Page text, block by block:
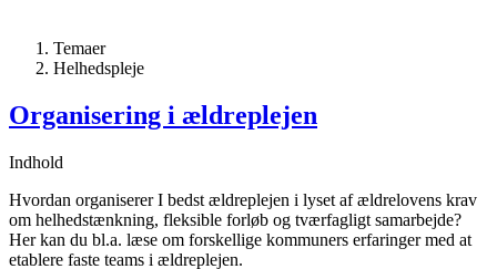
Temaer
Helhedspleje
Organisering i ældreplejen
Indhold
Hvordan organiserer I bedst ældreplejen i lyset af ældrelovens krav
om helhedstænkning, fleksible forløb og tværfagligt samarbejde?
Her kan du bl.a. læse om forskellige kommuners erfaringer med at
etablere faste teams i ældreplejen.